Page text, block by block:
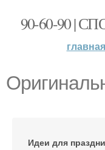
90-60-90 |
главная
Идеи для